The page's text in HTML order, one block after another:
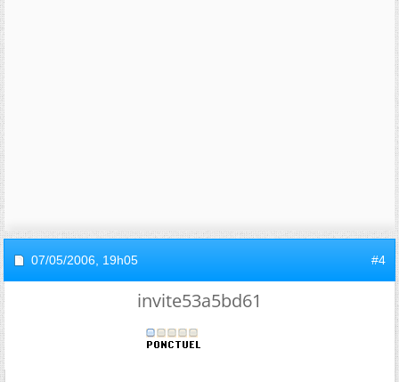
07/05/2006, 19h05 #4
invite53a5bd61